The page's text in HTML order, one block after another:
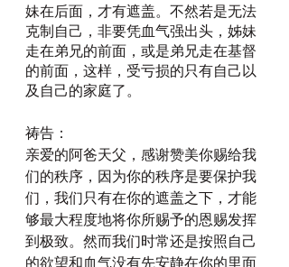
妹在后面，才有遮盖。不然若是无法
克制自己，非要凭血气强出头，姊妹
走在弟兄的前面，或是弟兄走在基督
的前面，这样，受亏损的只有自己以
及自己的家庭了。
祷告：
亲爱的阿爸天父，感谢赞美你赐给我
们的秩序，因为你的秩序是要保护我
们，我们只有在你的遮盖之下，才能
够最大程度地将你所赐予的恩赐发挥
到极致。然而我们时常还是按照自己
的欲望和血气没有先安静在你的里面